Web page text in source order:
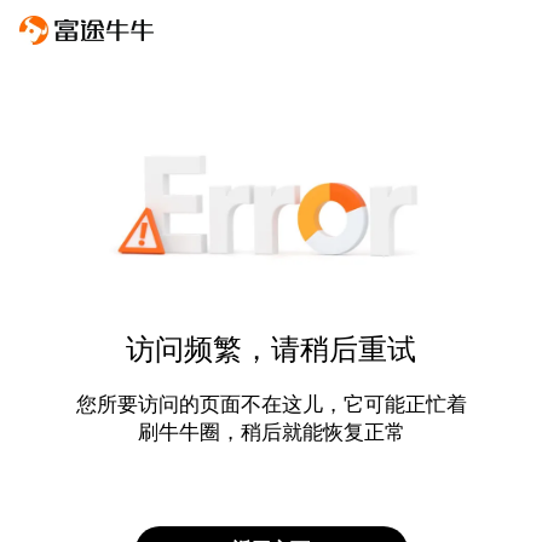
访问频繁，请稍后重试
您所要访问的页面不在这儿，它可能正忙着
刷牛牛圈，稍后就能恢复正常